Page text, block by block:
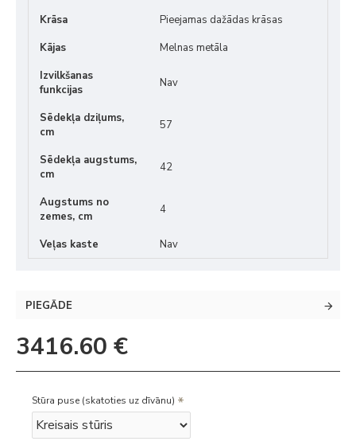
Krāsa
Pieejamas dažādas krāsas
Kājas
Melnas metāla
Izvilkšanas
funkcijas
Nav
Sēdekļa dziļums,
cm
57
Sēdekļa augstums,
cm
42
Augstums no
zemes, cm
4
Veļas kaste Nav
PIEGĀDE
3416.60 €
Stūra puse (skatoties uz dīvānu)